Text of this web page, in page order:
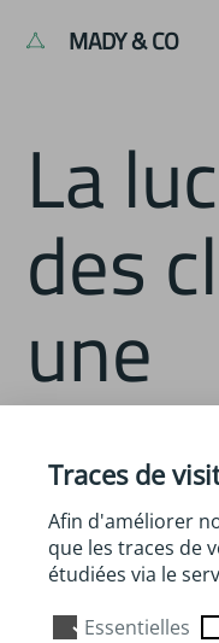
MADY & CO
La luciole -
des
une
Auteur :réseau
Traces de
Afin d'améliorer
que les traces de
étudiées via le
Essentielles